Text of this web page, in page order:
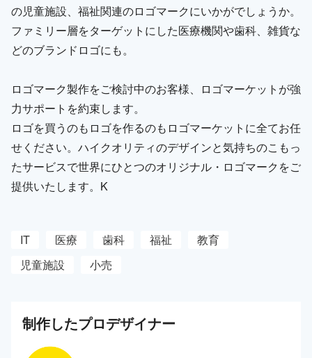
の児童施設、福祉関連のロゴマークにいかがでしょうか。
ファミリー層をターゲットにした医療機関や歯科、雑貨な
どのブランドロゴにも。
ロゴマーク製作をご検討中のお客様、ロゴマーケットが強
力サポートを約束します。
ロゴを買うのもロゴを作るのもロゴマーケットに全てお任
せください。ハイクオリティのデザインと気持ちのこもっ
たサービスで世界にひとつのオリジナル・ロゴマークをご
提供いたします。K
IT 医療 歯科 福祉
教育
児童施設
小売
制作したプロデザイナー